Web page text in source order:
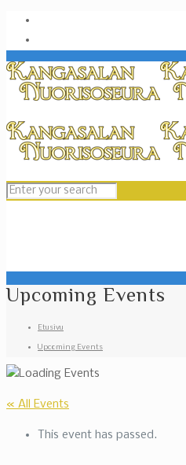
Upcoming Events
Etusivu
Upcoming Events
« All Events
This event has passed.